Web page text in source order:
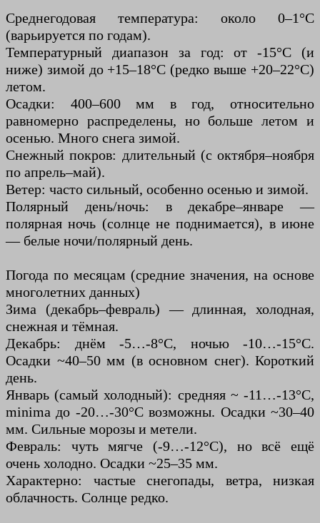
Среднегодовая температура: около 0–1°C
(варьируется по годам).
Температурный диапазон за год: от -15°C (и
ниже) зимой до +15–18°C (редко выше +20–22°C)
летом.
Осадки: 400–600 мм в год, относительно
равномерно распределены, но больше летом и
осенью. Много снега зимой.
Снежный покров: длительный (с октября–ноября
по апрель–май).
Ветер: часто сильный, особенно осенью и зимой.
Полярный день/ночь: в декабре–январе —
полярная ночь (солнце не поднимается), в июне
— белые ночи/полярный день.
Погода по месяцам (средние значения, на основе
многолетних данных)
Зима (декабрь–февраль) — длинная, холодная,
снежная и тёмная.
Декабрь: днём -5…-8°C, ночью -10…-15°C.
Осадки ~40–50 мм (в основном снег). Короткий
день.
Январь (самый холодный): средняя ~ -11…-13°C,
minima до -20…-30°C возможны. Осадки ~30–40
мм. Сильные морозы и метели.
Февраль: чуть мягче (-9…-12°C), но всё ещё
очень холодно. Осадки ~25–35 мм.
Характерно: частые снегопады, ветра, низкая
облачность. Солнце редко.